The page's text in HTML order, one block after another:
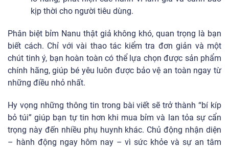
kịp thời cho người tiêu dùng.
Phân biệt bỉm Nanu thật giả không khó, quan trọng là bạn
biết cách. Chỉ với vài thao tác kiểm tra đơn giản và một
chút tinh ý, bạn hoàn toàn có thể lựa chọn được sản phẩm
chính hãng, giúp bé yêu luôn được bảo vệ an toàn ngay từ
những điều nhỏ nhất.
Hy vọng những thông tin trong bài viết sẽ trở thành “bí kíp
bỏ túi” giúp bạn tự tin hơn khi mua bỉm và lan tỏa sự cẩn
trọng này đến nhiều phụ huynh khác. Chủ động nhận diện
– hành động ngay hôm nay – vì sức khỏe và sự an tâm